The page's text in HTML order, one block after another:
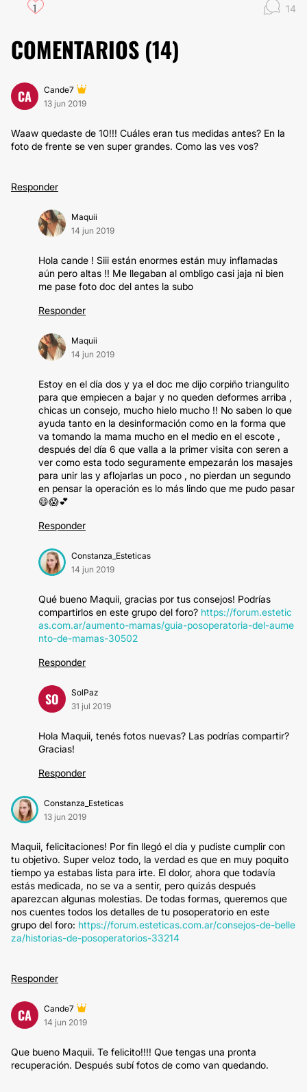
1 14
COMENTARIOS (14)
CA
Cande7
13 jun 2019
Waaw quedaste de 10!!! Cuáles eran tus medidas antes? En la
foto de frente se ven super grandes. Como las ves vos?
Responder
Maquii
14 jun 2019
Hola cande ! Siii están enormes están muy inflamadas
aún pero altas !! Me llegaban al ombligo casi jaja ni bien
me pase foto doc del antes la subo
Responder
Maquii
14 jun 2019
Estoy en el día dos y ya el doc me dijo corpiño triangulito
para que empiecen a bajar y no queden deformes arriba ,
chicas un consejo, mucho hielo mucho !! No saben lo que
ayuda tanto en la desinformación como en la forma que
va tomando la mama mucho en el medio en el escote ,
después del día 6 que valla a la primer visita con seren a
ver como esta todo seguramente empezarán los masajes
para unir las y aflojarlas un poco , no pierdan un segundo
en pensar la operación es lo más lindo que me pudo pasar
😄😱💕
Responder
Constanza_Esteticas
14 jun 2019
Qué bueno Maquii, gracias por tus consejos! Podrías
compartirlos en este grupo del foro? https://forum.estetic
as.com.ar/aumento-mamas/guia-posoperatoria-del-aume
nto-de-mamas-30502
Responder
SO
SolPaz
31 jul 2019
Hola Maquii, tenés fotos nuevas? Las podrías compartir?
Gracias!
Responder
Constanza_Esteticas
13 jun 2019
Maquii, felicitaciones! Por fin llegó el día y pudiste cumplir con
tu objetivo. Super veloz todo, la verdad es que en muy poquito
tiempo ya estabas lista para irte. El dolor, ahora que todavía
estás medicada, no se va a sentir, pero quizás después
aparezcan algunas molestias. De todas formas, queremos que
nos cuentes todos los detalles de tu posoperatorio en este
grupo del foro: https://forum.esteticas.com.ar/consejos-de-belle
za/historias-de-posoperatorios-33214
Responder
CA
Cande7
14 jun 2019
Que bueno Maquii. Te felicito!!!! Que tengas una pronta
recuperación. Después subí fotos de como van quedando.